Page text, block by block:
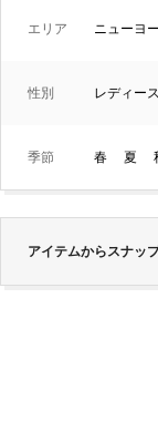
エリア ニューヨ
性別 レディース
季節 春 夏
アイテムからスナッ